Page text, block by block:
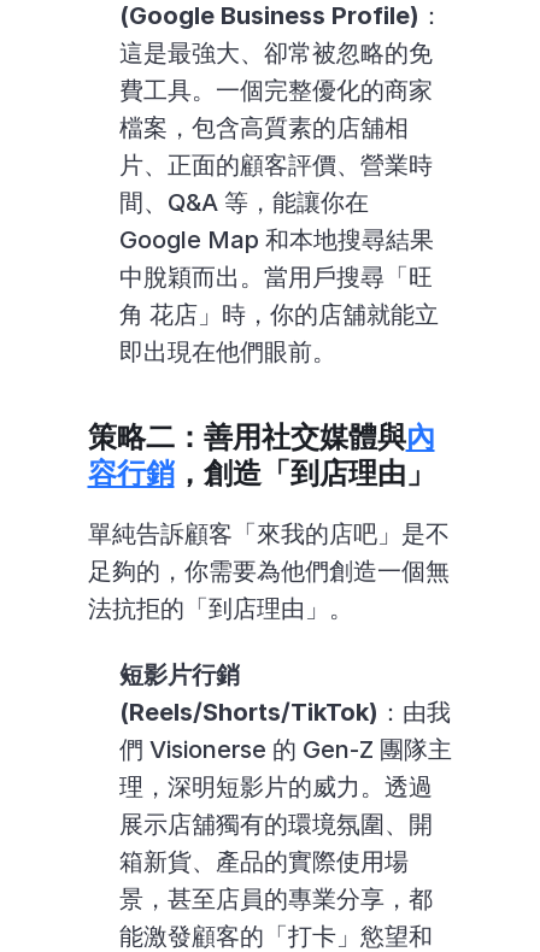
(Google Business Profile) ：
這是最強大、卻常被忽略的免
費工具。一個完整優化的商家
檔案，包含高質素的店舖相
片、正面的顧客評價、營業時
間、Q&A 等，能讓你在
Google Map 和本地搜尋結果
中脫穎而出。當用戶搜尋「旺
角 花店」時，你的店舖就能立
即出現在他們眼前。
策略二：善用社交媒體與內
容行銷，創造「到店理由」
單純告訴顧客「來我的店吧」是不
足夠的，你需要為他們創造一個無
法抗拒的「到店理由」。
短影片行銷
(Reels/Shorts/TikTok) ：由我
們 Visionerse 的 Gen-Z 團隊主
理，深明短影片的威力。透過
展示店舖獨有的環境氛圍、開
箱新貨、產品的實際使用場
景，甚至店員的專業分享，都
能激發顧客的「打卡」慾望和